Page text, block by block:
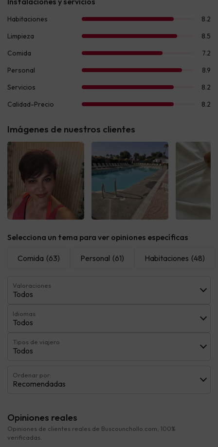
Imágenes de nuestros clientes
Selecciona un tema para ver opiniones específicas
Comida (63) Personal (61) Habitaciones (48)
Valoraciones
Todos
Idiomas
Todos
Tipos de viajero
Todos
Ordenar por:
Recomendadas
Opiniones reales
Opiniones de clientes reales de Buscounchollo.com, 100%
verificadas.